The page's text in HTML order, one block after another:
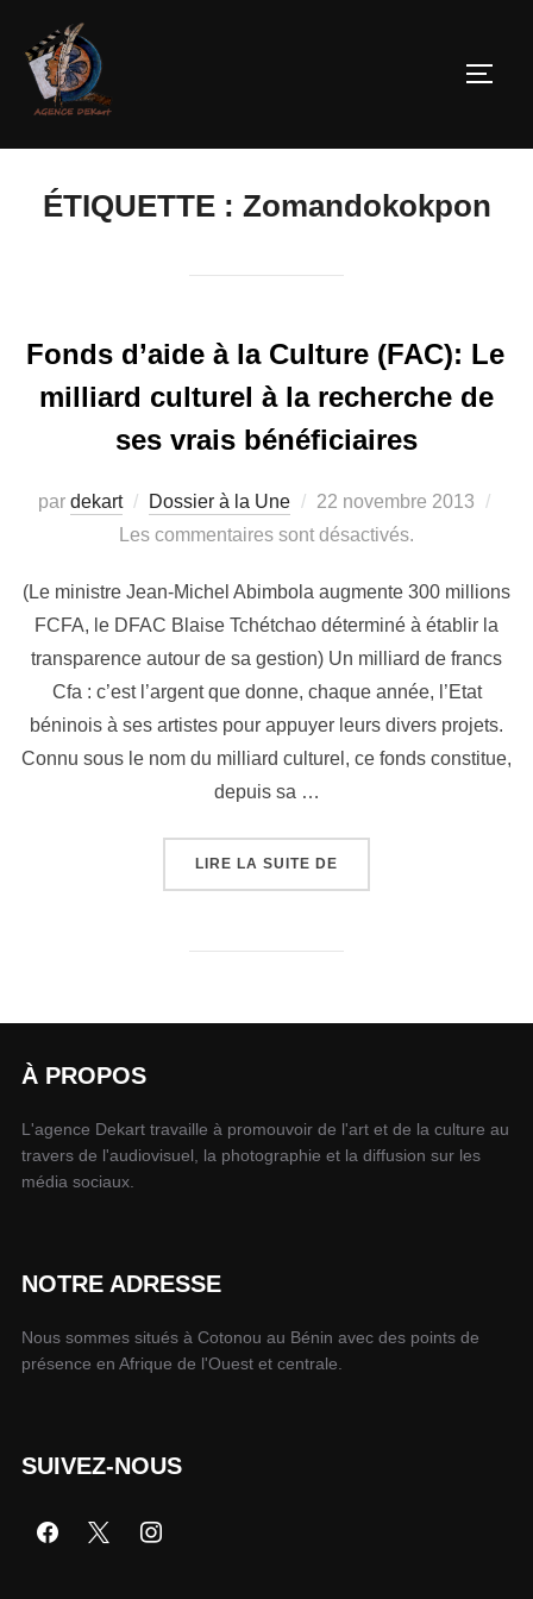
ÉTIQUETTE : Zomandokokpon
Fonds d’aide à la Culture (FAC): Le
milliard culturel à la recherche de
ses vrais bénéficiaires
par dekart Dossier à la Une
22 novembre 2013
Les commentaires sont désactivés.
(Le ministre Jean-Michel Abimbola augmente 300 millions
FCFA, le DFAC Blaise Tchétchao déterminé à établir la
transparence autour de sa gestion) Un milliard de francs
Cfa : c’est l’argent que donne, chaque année, l’Etat
béninois à ses artistes pour appuyer leurs divers projets.
Connu sous le nom du milliard culturel, ce fonds constitue,
depuis sa …
LIRE LA SUITE DE
À PROPOS
L'agence Dekart travaille à promouvoir de l'art et de la culture au
travers de l'audiovisuel, la photographie et la diffusion sur les
média sociaux.
NOTRE ADRESSE
Nous sommes situés à Cotonou au Bénin avec des points de
présence en Afrique de l'Ouest et centrale.
SUIVEZ-NOUS